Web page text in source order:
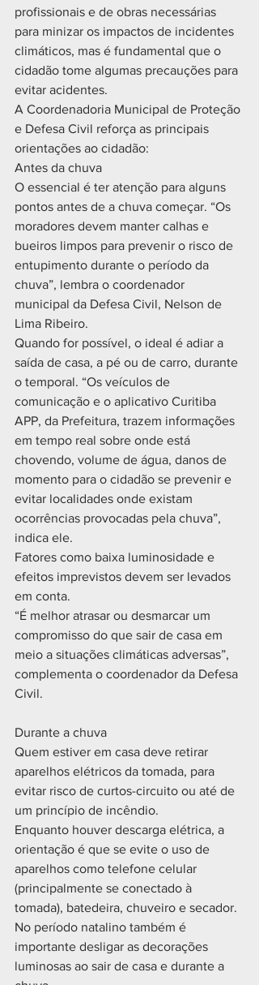
profissionais e de obras necessárias
para minizar os impactos de incidentes
climáticos, mas é fundamental que o
cidadão tome algumas precauções para
evitar acidentes.
A Coordenadoria Municipal de Proteção
e Defesa Civil reforça as principais
orientações ao cidadão:
Antes da chuva
O essencial é ter atenção para alguns
pontos antes de a chuva começar. “Os
moradores devem manter calhas e
bueiros limpos para prevenir o risco de
entupimento durante o período da
chuva”, lembra o coordenador
municipal da Defesa Civil, Nelson de
Lima Ribeiro.
Quando for possível, o ideal é adiar a
saída de casa, a pé ou de carro, durante
o temporal. “Os veículos de
comunicação e o aplicativo Curitiba
APP, da Prefeitura, trazem informações
em tempo real sobre onde está
chovendo, volume de água, danos de
momento para o cidadão se prevenir e
evitar localidades onde existam
ocorrências provocadas pela chuva”,
indica ele.
Fatores como baixa luminosidade e
efeitos imprevistos devem ser levados
em conta.
“É melhor atrasar ou desmarcar um
compromisso do que sair de casa em
meio a situações climáticas adversas”,
complementa o coordenador da Defesa
Civil.
Durante a chuva
Quem estiver em casa deve retirar
aparelhos elétricos da tomada, para
evitar risco de curtos-circuito ou até de
um princípio de incêndio.
Enquanto houver descarga elétrica, a
orientação é que se evite o uso de
aparelhos como telefone celular
(principalmente se conectado à
tomada), batedeira, chuveiro e secador.
No período natalino também é
importante desligar as decorações
luminosas ao sair de casa e durante a